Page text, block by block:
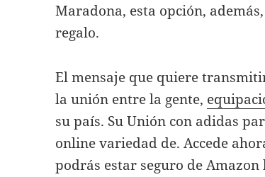
Maradona, esta opción,
regalo.
El mensaje que quiere
la unión entre la gente,
su país. Su Unión con adidas
online variedad de. Accede
podrás estar seguro de